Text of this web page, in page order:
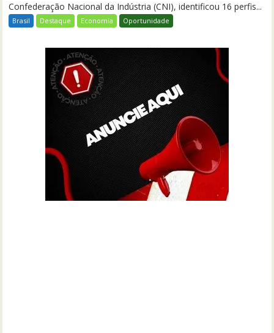
Confederação Nacional da Indústria (CNI), identificou 16 perfis...
Brasil Destaque Economia Oportunidade